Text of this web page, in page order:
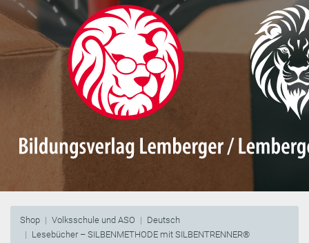
Shop Volksschule und ASO
Deutsch
Lesebücher – SILBENMETHODE mit SILBENTRENNER®